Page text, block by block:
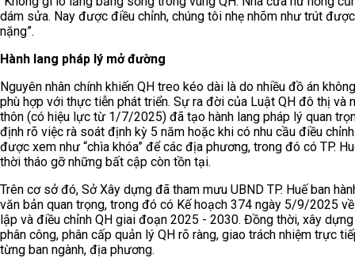
dám sửa. Nay được điều chỉnh, chúng tôi nhẹ nhõm như trút
nặng”.
Hành lang pháp lý mở đường
Nguyên nhân chính khiến QH treo kéo dài là do nhiều đồ án
phù hợp với thực tiễn phát triển. Sự ra đời của Luật QH đô thị và
thôn (có hiệu lực từ 1/7/2025) đã tạo hành lang pháp lý quan
định rõ việc rà soát định kỳ 5 năm hoặc khi có nhu cầu điều
được xem như “chìa khóa” để các địa phương, trong đó có TP.
thời tháo gỡ những bất cập còn tồn tại.
Trên cơ sở đó, Sở Xây dựng đã tham mưu UBND TP. Huế ban
văn bản quan trọng, trong đó có Kế hoạch 374 ngày 5/9/2025
lập và điều chỉnh QH giai đoạn 2025 - 2030. Đồng thời, xây
phân công, phân cấp quản lý QH rõ ràng, giao trách nhiệm trực
từng ban ngành, địa phương.